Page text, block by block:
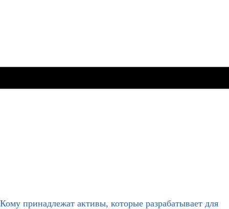
Кому принадлежат активы, которые разрабатывает для